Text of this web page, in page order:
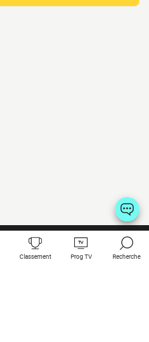
Classement Prog TV Recherche